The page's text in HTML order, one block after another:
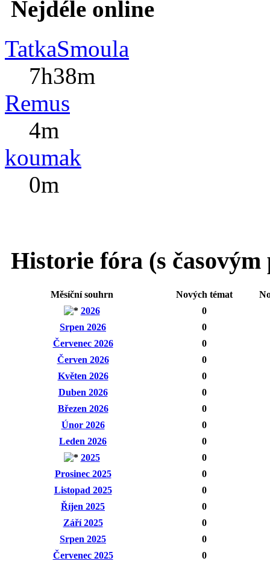
Nejdéle online
TatkaSmoula
7h38m
Remus
4m
koumak
0m
Historie fóra (s časovým
Měsíční souhrn Nových témat
2026
0
Srpen 2026
0
Červenec 2026
0
Červen 2026
0
Květen 2026
0
Duben 2026
0
Březen 2026
0
Únor 2026
0
Leden 2026
0
2025
0
Prosinec 2025
0
Listopad 2025
0
Říjen 2025
0
Září 2025
0
Srpen 2025
0
Červenec 2025
0